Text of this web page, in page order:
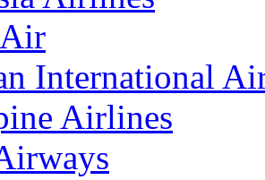
International
Airlines